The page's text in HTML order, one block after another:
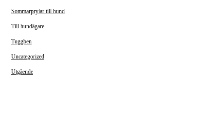
Sommarprylar till hund
Till hundägare
Tuggben
Uncategorized
Utgående